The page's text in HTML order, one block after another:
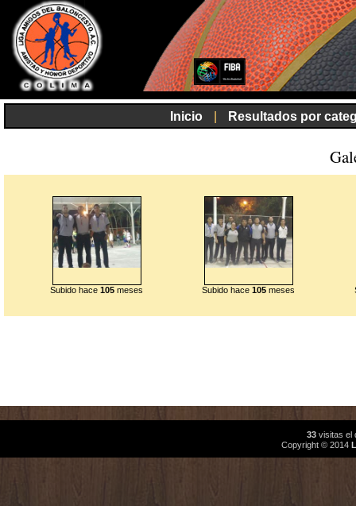
Inicio Resultados por
Subido hace 105 meses Subido hace 105 meses
33visitas el
Copyright © 2014